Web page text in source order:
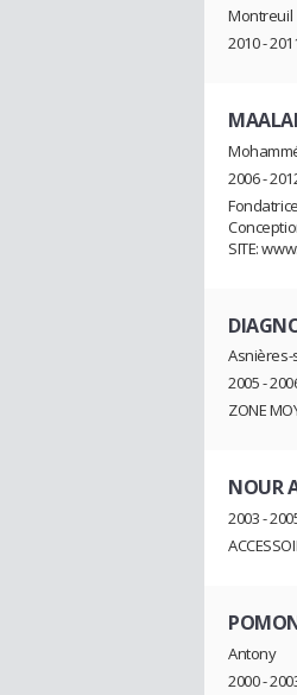
Montreuil
2010 -
2006 -
SITE:
2005 -
ZONE
NOUR
2003 -
Antony
2000 -